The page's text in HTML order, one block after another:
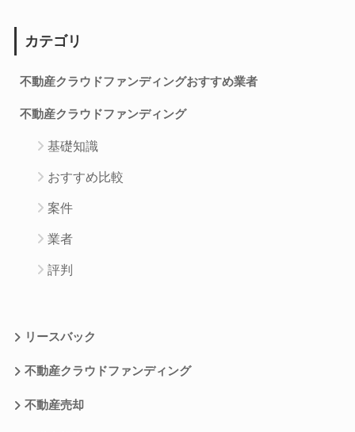
カテゴリ
不動産クラウドファンディングおすすめ業者
不動産クラウドファンディング
基礎知識
おすすめ比較
案件
業者
評判
リースバック
不動産クラウドファンディング
不動産売却